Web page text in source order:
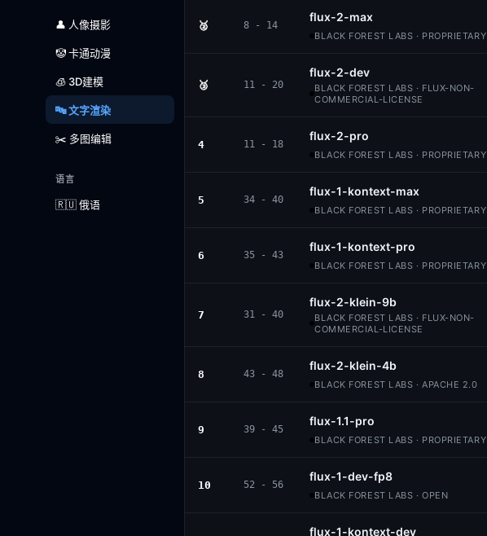
👤 人像摄影
🤡 卡通动漫
🧊 3D建模
🔤 文字渲染
✂️ 多图编辑
语言
🇷🇺 俄语
🥈 8 - 14
flux-2-max
BLACK FOREST LABS · PROPRIETARY
🥉 11 - 20
flux-2-dev
BLACK FOREST LABS · FLUX-NON-
COMMERCIAL-LICENSE
4 11 - 18
flux-2-pro
BLACK FOREST LABS · PROPRIETARY
5 34 - 40
flux-1-kontext-max
BLACK FOREST LABS · PROPRIETARY
6 35 - 43
flux-1-kontext-pro
BLACK FOREST LABS · PROPRIETARY
7 31 - 40
flux-2-klein-9b
BLACK FOREST LABS · FLUX-NON-
COMMERCIAL-LICENSE
8 43 - 48
flux-2-klein-4b
BLACK FOREST LABS · APACHE 2.0
9 39 - 45
flux-1.1-pro
BLACK FOREST LABS · PROPRIETARY
10 52 - 56
flux-1-dev-fp8
BLACK FOREST LABS · OPEN
flux-1-kontext-dev